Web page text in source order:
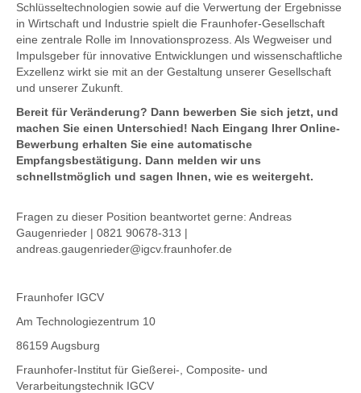
Schlüsseltechnologien sowie auf die Verwertung der Ergebnisse
in Wirtschaft und Industrie spielt die Fraunhofer-Gesellschaft
eine zentrale Rolle im Innovationsprozess. Als Wegweiser und
Impulsgeber für innovative Entwicklungen und wissenschaftliche
Exzellenz wirkt sie mit an der Gestaltung unserer Gesellschaft
und unserer Zukunft.
Bereit für Veränderung? Dann bewerben Sie sich jetzt, und
machen Sie einen Unterschied! Nach Eingang Ihrer Online-
Bewerbung erhalten Sie eine automatische
Empfangsbestätigung. Dann melden wir uns
schnellstmöglich und sagen Ihnen, wie es weitergeht.
Fragen zu dieser Position beantwortet gerne: Andreas
Gaugenrieder | 0821 90678-313 |
andreas.gaugenrieder@igcv.fraunhofer.de
Fraunhofer IGCV
Am Technologiezentrum 10
86159 Augsburg
Fraunhofer-Institut für Gießerei-, Composite- und
Verarbeitungstechnik IGCV